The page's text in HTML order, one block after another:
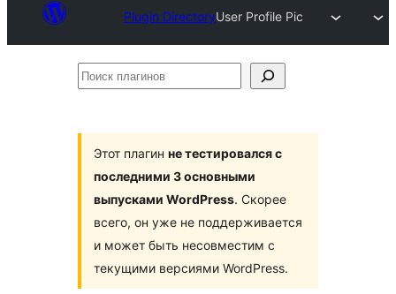
Plugin DirectoryUser Profile Pic
Поиск
Этот плагин не тестировался с
последними 3 основными
выпусками WordPress. Скорее
всего, он уже не поддерживается
и может быть несовместим с
текущими версиями WordPress.